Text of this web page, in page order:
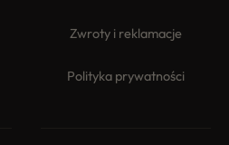
Zwroty i reklamacje
Polityka prywatności